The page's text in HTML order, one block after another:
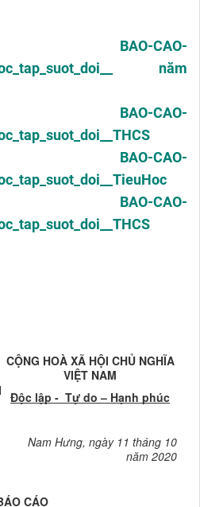
CAO-
năm
CAO-
CAO-
CAO-